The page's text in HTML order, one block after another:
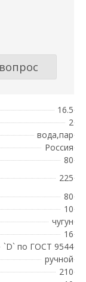
16.5
2
вода,пар
Россия
80
225
80
10
чугун
16
`D` по ГОСТ 9544
ручной
210